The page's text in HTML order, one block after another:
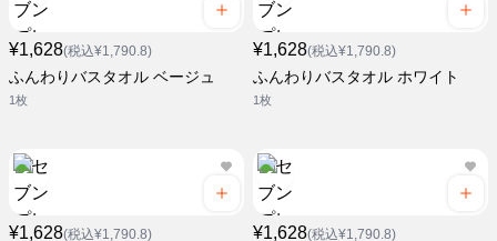
¥1,628(税込¥1,790.8)
ふんわりバスタオル ベージュ
1枚
¥1,628(税込¥1,790.8)
ふんわりバスタオル ホワイト
1枚
¥1,628(税込¥1,790.8) ¥1,628(税込¥1,790.8)